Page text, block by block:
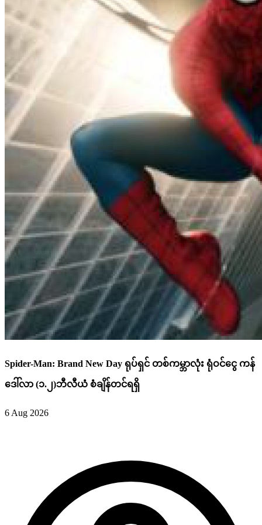
Spider-Man: Brand New Day ရုပ်ရှင် တစ်ကမ္ဘာလုံး ရုံဝင်ငွေ ကန်
ဒေါ်လာ (၁.၂)ဘီလီယံ စံချိန်တင်ရရှိ
6 Aug 2026